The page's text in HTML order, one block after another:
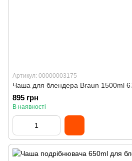
Артикул: 00000003175
Чаша для блендера Braun 1500ml
895 грн
В наявності